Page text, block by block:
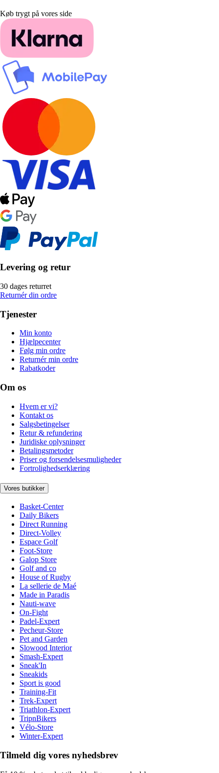
Køb trygt på vores side
Levering og retur
30 dages returret
Returnér din ordre
Tjenester
Min konto
Hjælpecenter
Følg min ordre
Returnér min ordre
Rabatkoder
Om os
Hvem er vi?
Kontakt os
Salgsbetingelser
Retur & refundering
Juridiske oplysninger
Betalingsmetoder
Priser og forsendelsesmuligheder
Fortrolighedserklæring
Vores butikker
Basket-Center
Daily Bikers
Direct Running
Direct-Volley
Espace Golf
Foot-Store
Galop Store
Golf and co
House of Rugby
La sellerie de Maé
Made in Paradis
Nauti-wave
On-Fight
Padel-Expert
Pecheur-Store
Pet and Garden
Slowood Interior
Smash-Expert
Sneak'In
Sneakids
Sport is good
Training-Fit
Trek-Expert
Triathlon-Expert
TripnBikers
Vélo-Store
Winter-Expert
Tilmeld dig vores nyhedsbrev